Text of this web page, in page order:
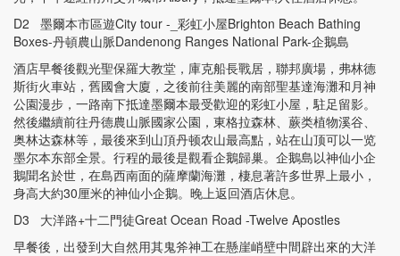
D2 墨爾本市區遊City tour -_ 彩虹小屋Brighton Beach Bathing
Boxes-丹頓農山脈Dandenong Ranges National Park-企鵝島
酒店早餐後觀光聖保羅大教堂，庫克船長戰居，聯邦廣場，弗林德
斯街火車站，舊國會大廈，之後前往美麗的南部聖基達海灘和月神
公園漫步，一路南下抵達墨爾本最受歡迎的彩虹小屋，駐足留影。
然後繼續前往丹德農山脈國家公園，東格拉森林、蕨类植物溪谷、
奥林达森林等，最後來到山頂丹顿农山最高點，站在山顶可以一览
墨尔本东部全景。行程的最後是觀看企鵝歸巢。企鵝島以神仙小企
鵝聞名於世，在島西南面的薩摩蘭海灘，棲息著許多世界上最小，
身高大約30厘米的神仙小企鵝。晚上返回酒店休息。
D3 大洋路+十二門徒Great Ocean Road -Twelve Apostles
早餐後，出發到大自然用其鬼斧神工在懸崖峭壁中間辟出來的大洋